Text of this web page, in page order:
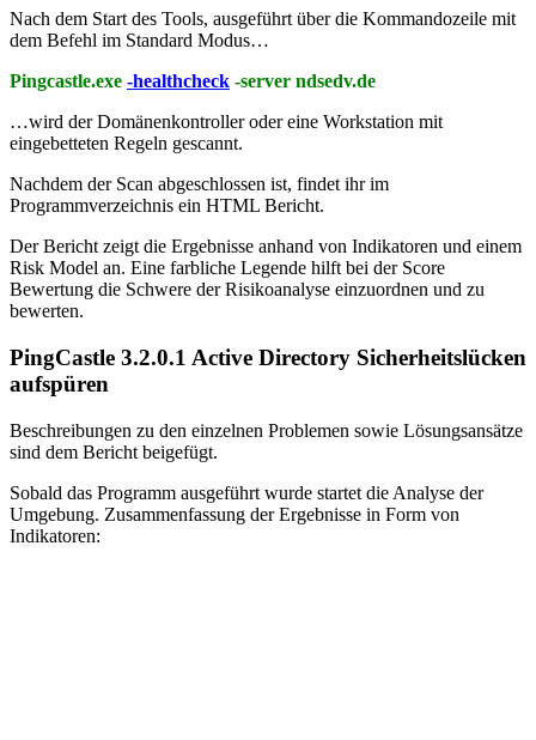
Nach dem Start des Tools, ausgeführt über die Kommandozeile mit
dem Befehl im Standard Modus…
Pingcastle.exe -healthcheck -server ndsedv.de
…wird der Domänenkontroller oder eine Workstation mit
eingebetteten Regeln gescannt.
Nachdem der Scan abgeschlossen ist, findet ihr im
Programmverzeichnis ein HTML Bericht.
Der Bericht zeigt die Ergebnisse anhand von Indikatoren und einem
Risk Model an. Eine farbliche Legende hilft bei der Score
Bewertung die Schwere der Risikoanalyse einzuordnen und zu
bewerten.
PingCastle 3.2.0.1 Active Directory Sicherheitslücken
aufspüren
Beschreibungen zu den einzelnen Problemen sowie Lösungsansätze
sind dem Bericht beigefügt.
Sobald das Programm ausgeführt wurde startet die Analyse der
Umgebung. Zusammenfassung der Ergebnisse in Form von
Indikatoren: